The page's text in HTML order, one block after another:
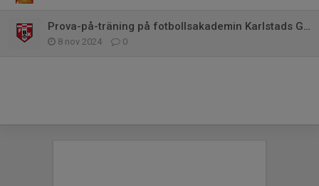
Prova-på-träning på fotbollsakademin Karlstads Globala Gymnasium.
8 nov 2024 0